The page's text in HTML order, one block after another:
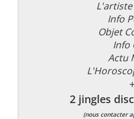
L'artiste
Info
Objet
Info
Actu
2 jingles
(nous contacter